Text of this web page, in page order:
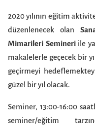
2020 yılının eğitim
düzenlenecek olan
Mimarileri Semineriile
makalelerle geçecek bir
geçirmeyi
güzel bir yıl olacak.
Seminer, 13:00-16:00
seminer/eğitim